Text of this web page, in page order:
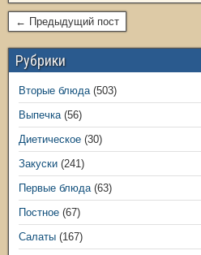
← Предыдущий пост
Рубрики
Вторые блюда(503)
Выпечка(56)
Диетическое (30)
Закуски (241)
Первые блюда(63)
Постное (67)
Салаты (167)